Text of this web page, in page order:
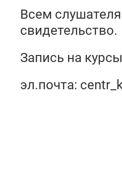
Всем
свидетельство.
Запись на
эл.почта: